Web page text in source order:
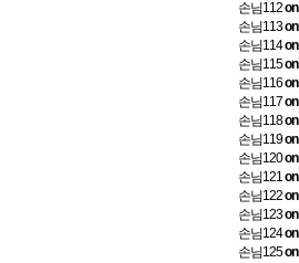
손님112on
손님113on
손님114on
손님115on
손님116on
손님117on
손님118on
손님119on
손님120on
손님121on
손님122on
손님123on
손님124on
손님125on